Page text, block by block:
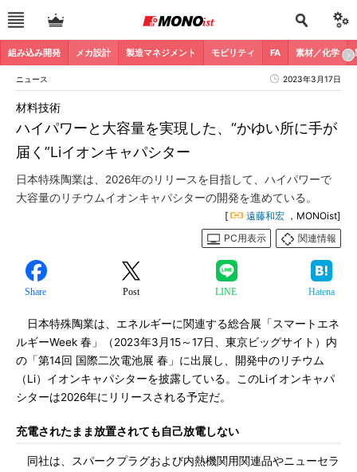
組み込み開発 メカ設計 製造マネジメント モビリティ FA 素材／化学
ニュース 2023年3月17日
ハイパワーと大容量を実現した、“かゆい所に手が
届く”Liイオンキャパシター
材料技術
日本特殊陶業は、2026年のリリースを目指して、ハイパワーで
大容量のリチウムイオンキャパシターの開発を進めている。
[ 遠藤和宏 ，MONOist]
PC用表示
関連情報
Share Post LINE Hatena
日本特殊陶業は、エネルギーに関連する総合展「スマートエネ
ルギーWeek 春」（2023年3月15～17日、東京ビッグサイト）内
の「第14回 国際二次電池展 春」に出展し、開発中のリチウム
（Li）イオンキャパシターを披露している。このLiイオンキャパ
シターは2026年にリリースされる予定だ。
充電されたまま放置されても自己放電しない
同社は、スパークプラグおよび内熱機関用関連品やニューセラ